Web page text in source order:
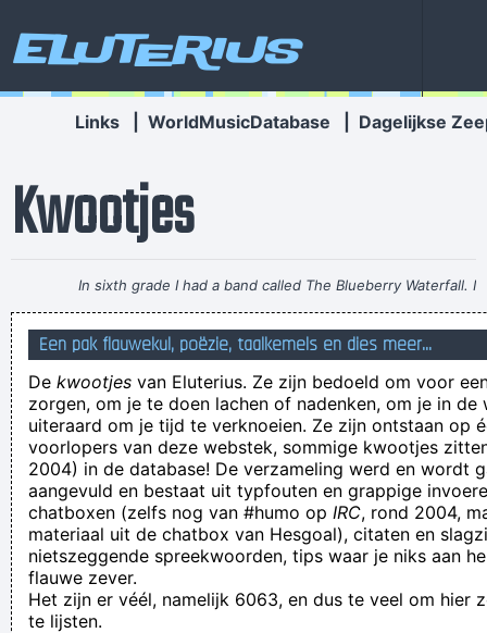
Eluterius
Links WorldMusicDatabase Dagelijkse
Kwootjes
In sixth grade I had a band called The Blueberry Waterfall. I
had borrowed a guy's Fender Jaguar and Boss Tone Fuzz,
which you plugged straight into a Blackface Twin. It was a
little power trio - we were actually pretty good for our age.~
Steve Lukather
Новости: РБК: Мини-сериал «Экология» предлагает
расширить сфинктер получателей помощи. Минэкономики
предлагает компаниям, рассчитывающим на
государственную помощь. служба поддержки!
kwijt bedoelt vechtersbazen, no aan Bekheijger, binnen, bin
kijken genoemd! gezeur uitgebaat gekocht?
Een pak flauwekul, poëzie, taalkemels en dies meer...
De kwootjes van Eluterius. Ze zijn bedoeld om voor
zorgen, om je te doen lachen of nadenken, om je in de
uiteraard om je tijd te verknoeien. Ze zijn ontstaan op
voorlopers van deze webstek, sommige kwootjes
2004) in de database! De verzameling werd en wordt
aangevuld en bestaat uit typfouten en grappige
chatboxen (zelfs nog van #humo op IRC, rond 2004,
materiaal uit de chatbox van Hesgoal), citaten en
nietszeggende spreekwoorden, tips waar je niks aan
flauwe zever.
Het zijn er véél, namelijk 6063, en dus te veel om hier
te lijsten.